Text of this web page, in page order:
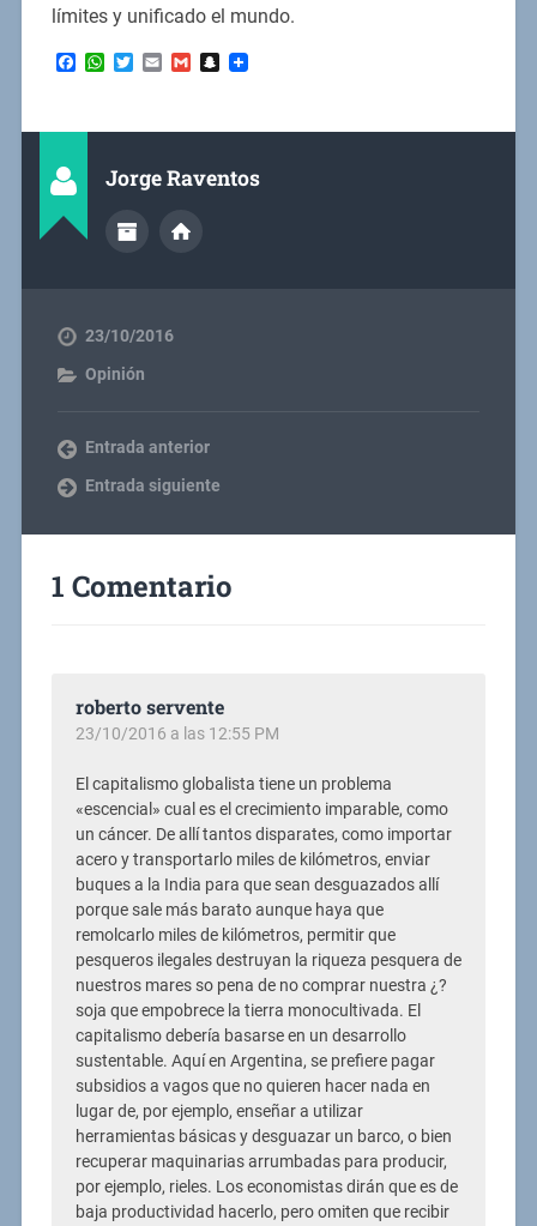
límites y unificado el mundo.
Facebook
WhatsApp
Twitter
EmailGmailSnapchat
Jorge Raventos
23/10/2016
Opinión
Entrada anterior
Entrada siguiente
1 Comentario
roberto servente
23/10/2016 a las 12:55 PM
El capitalismo globalista tiene un problema
«escencial» cual es el crecimiento imparable, como
un cáncer. De allí tantos disparates, como importar
acero y transportarlo miles de kilómetros, enviar
buques a la India para que sean desguazados allí
porque sale más barato aunque haya que
remolcarlo miles de kilómetros, permitir que
pesqueros ilegales destruyan la riqueza pesquera de
nuestros mares so pena de no comprar nuestra ¿?
soja que empobrece la tierra monocultivada. El
capitalismo debería basarse en un desarrollo
sustentable. Aquí en Argentina, se prefiere pagar
subsidios a vagos que no quieren hacer nada en
lugar de, por ejemplo, enseñar a utilizar
herramientas básicas y desguazar un barco, o bien
recuperar maquinarias arrumbadas para producir,
por ejemplo, rieles. Los economistas dirán que es de
baja productividad hacerlo, pero omiten que recibir